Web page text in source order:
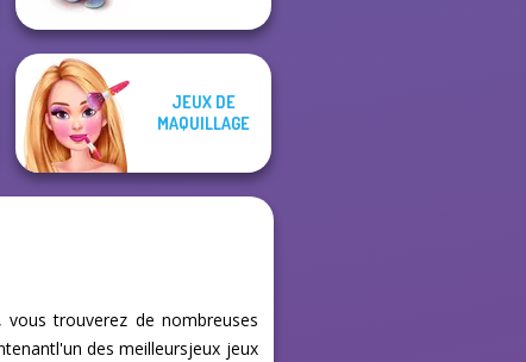
JEUX DE
MAQUILLAGE
vous trouverez de nombreuses
des meilleursjeux jeux